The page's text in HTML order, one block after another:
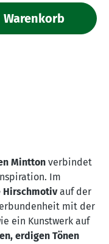
Warenkorb
Mintton verbindet
Im
auf der
mit der
ein Kunstwerk auf
erdigen Tönen